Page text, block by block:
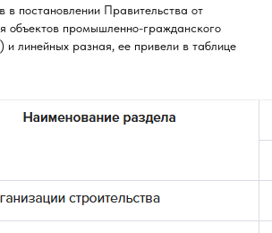
в постановлении Правительства от
промышленно-гражданского
и линейных разная, ее привели в таблице